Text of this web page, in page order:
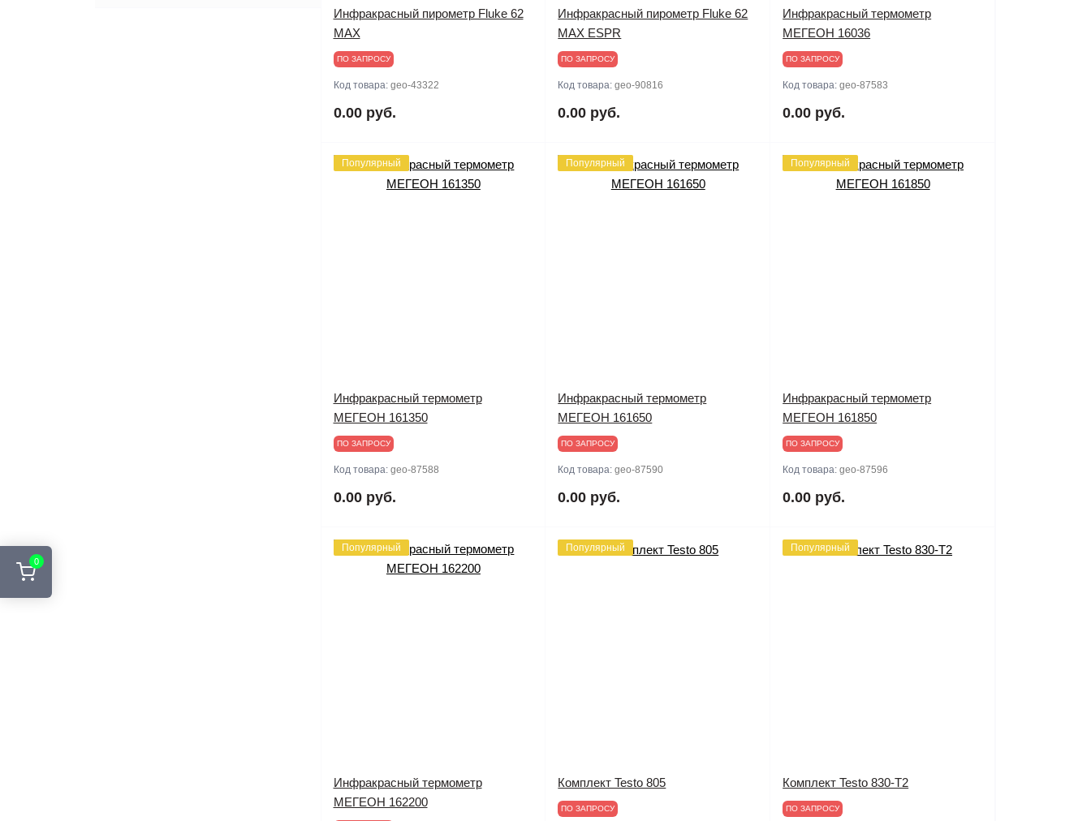
0
Инфракрасный пирометр Fluke 62
MAX
ПО ЗАПРОСУ
Код товара: geo-43322
0.00 руб.
Инфракрасный пирометр Fluke 62
MAX ESPR
ПО ЗАПРОСУ
Код товара:geo-90816
0.00 руб.
Инфракрасный термометр
МЕГЕОН 16036
ПО ЗАПРОСУ
Код товара:geo-87583
0.00 руб.
Популярный
Инфракрасный термометр
МЕГЕОН 161350
ПО ЗАПРОСУ
Код товара: geo-87588
0.00 руб.
Популярный
Инфракрасный термометр
МЕГЕОН 161650
ПО ЗАПРОСУ
Код товара:geo-87590
0.00 руб.
Популярный
Инфракрасный термометр
МЕГЕОН 161850
ПО ЗАПРОСУ
Код товара:geo-87596
0.00 руб.
Популярный
Инфракрасный термометр
МЕГЕОН 162200
Популярный
Комплект Testo 805
ПО ЗАПРОСУ
Популярный
Комплект Testo 830-T2
ПО ЗАПРОСУ